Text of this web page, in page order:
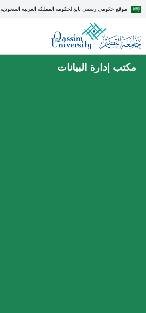
موقع حكومي رسمي تابع لحكومة المملكة العربية السعودية
مكتب إدارة البيانات